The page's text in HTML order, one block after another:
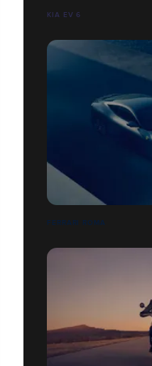
KIA EV 6
FERRARI ROMA